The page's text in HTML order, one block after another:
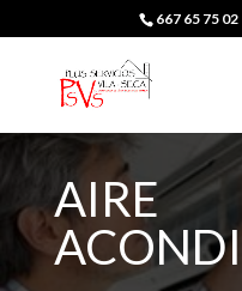
667 65 75 02
AIRE